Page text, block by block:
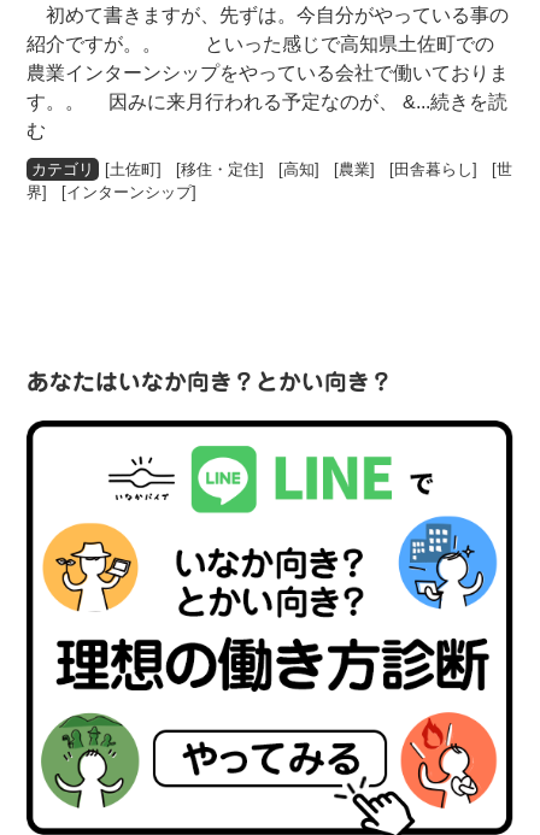
初めて書きますが、先ずは。今自分がやっている事の
紹介ですが。。 といった感じで高知県土佐町での
農業インターンシップをやっている会社で働いておりま
す。。 因みに来月行われる予定なのが、 &...続きを読
む
[土佐町] [移住・定住] [高知] [農業] [田舎暮らし] [世
界] [インターンシップ]
あなたはいなか向き？とかい向き？